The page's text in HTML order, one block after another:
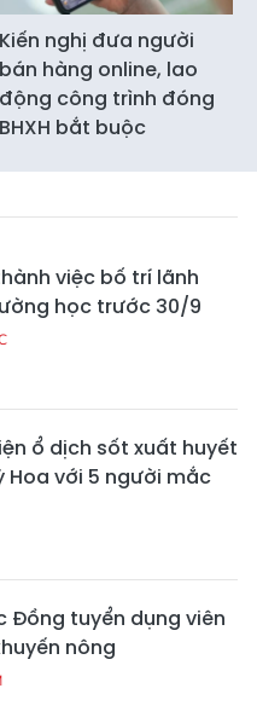
Kiến nghị đưa người
bán hàng online, lao
động công trình đóng
BHXH bắt buộc
việc bố trí lãnh
học trước 30/9
ổ dịch sốt xuất huyết
Hoa với 5 người mắc
Đồng tuyển dụng viên
nông